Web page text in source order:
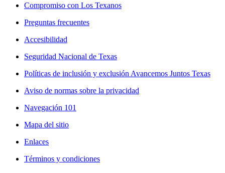
Compromiso con Los Texanos
Preguntas frecuentes
Accesibilidad
Seguridad Nacional de Texas
Políticas de inclusión y exclusión Avancemos Juntos Texas
Aviso de normas sobre la privacidad
Navegación 101
Mapa del sitio
Enlaces
Términos y condiciones